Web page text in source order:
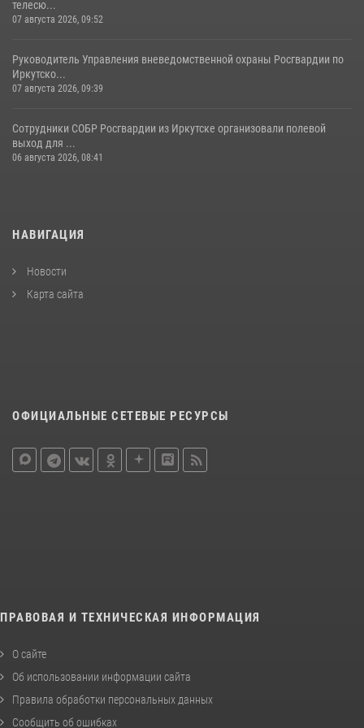
телесю...
07 августа 2026, 09:52
Руководитель Управления вневедомственной охраны Росгвардии по
Иркутско...
07 августа 2026, 09:39
Сотрудники СОБР Росгвардии из Иркутске организовали полевой
выход для ...
06 августа 2026, 08:41
НАВИГАЦИЯ
Новости
Карта сайта
ОФИЦИАЛЬНЫЕ СЕТЕВЫЕ РЕСУРСЫ
ПРАВОВАЯ И ТЕХНИЧЕСКАЯ ИНФОРМАЦИЯ
О сайте
Об использовании информации сайта
Правила обработки персональных данных
Сообщить об ошибках